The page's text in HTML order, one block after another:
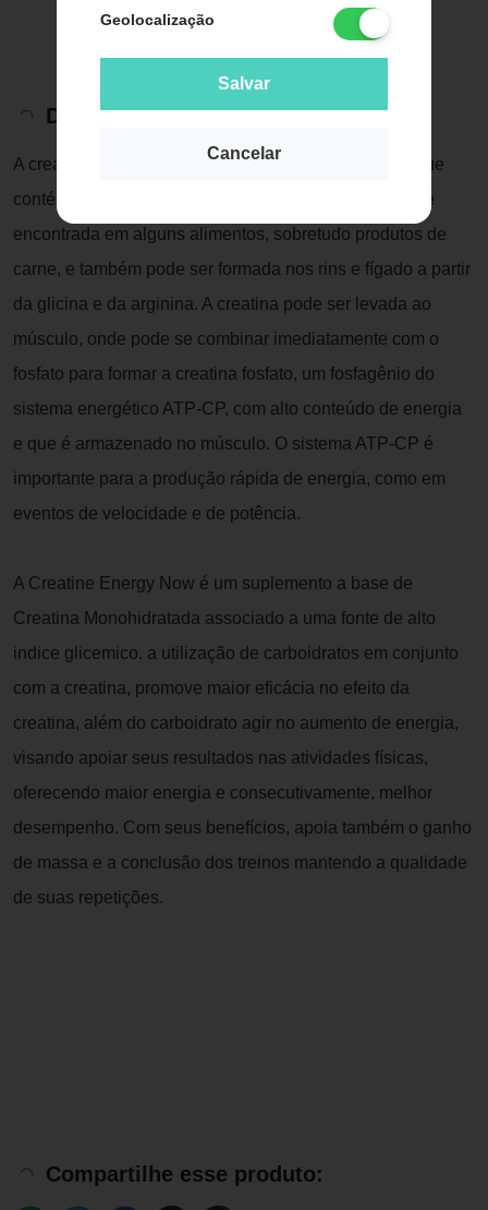
Geolocalização
Salvar
Cancelar
Descrição do Produto
A creatina não é um aminoácido, mas um composto que
contém nitrogênio conhecido como amina. A creatina é
encontrada em alguns alimentos, sobretudo produtos de
carne, e também pode ser formada nos rins e fígado a partir
da glicina e da arginina. A creatina pode ser levada ao
músculo, onde pode se combinar imediatamente com o
fosfato para formar a creatina fosfato, um fosfagênio do
sistema energético ATP-CP, com alto conteúdo de energia
e que é armazenado no músculo. O sistema ATP-CP é
importante para a produção rápida de energia, como em
eventos de velocidade e de potência.
A Creatine Energy Now é um suplemento a base de
Creatina Monohidratada associado a uma fonte de alto
indice glicemico. a utilização de carboidratos em conjunto
com a creatina, promove maior eficácia no efeito da
creatina, além do carboidrato agir no aumento de energia,
visando apoiar seus resultados nas atividades físicas,
oferecendo maior energia e consecutivamente, melhor
desempenho. Com seus benefícios, apoia também o ganho
de massa e a conclusão dos treinos mantendo a qualidade
de suas repetições.
Compartilhe esse produto: